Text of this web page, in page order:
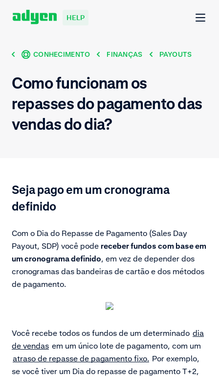
HELP
CONHECIMENTO FINANÇAS PAYOUTS
Como funcionam os
repasses do pagamento das
vendas do dia?
Seja pago em um cronograma
definido
Com o Dia do Repasse de Pagamento (Sales Day
Payout, SDP) você pode receber fundos com base em
um cronograma definido, em vez de depender dos
cronogramas das bandeiras de cartão e dos métodos
de pagamento.
Você recebe todos os fundos de um determinado dia
de vendas em um único lote de pagamento, com um
atraso de repasse de pagamento fixo. Por exemplo,
se você tiver um Dia do repasse de pagamento T+2,